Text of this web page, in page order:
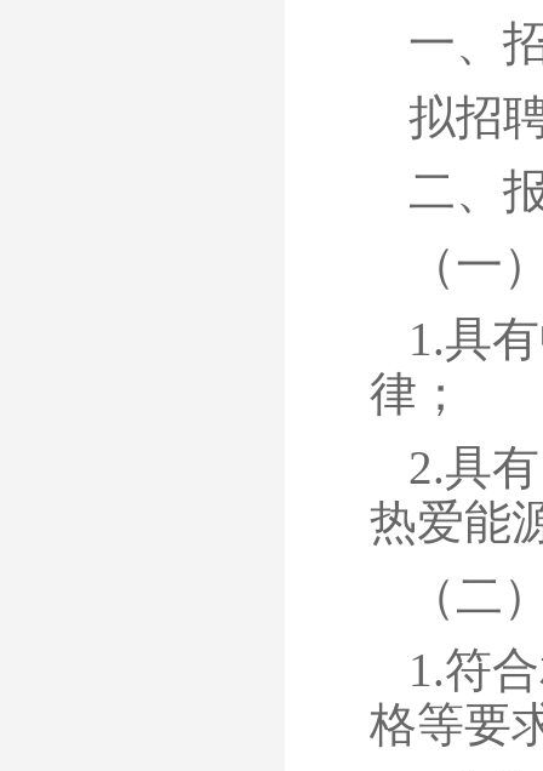
一、
拟招
二、
（一
1.具
律；
2.具
热爱能
（二
1.符
格等要